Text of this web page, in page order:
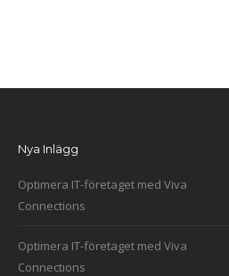
Nya Inlägg
Optimera IT-företaget med Viva
Connections
Optimera IT-företaget med Viva
Connections